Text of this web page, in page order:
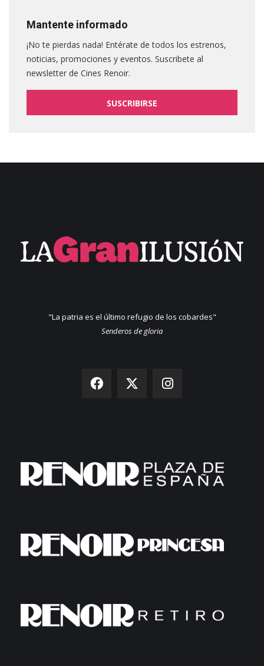
Mantente informado
¡No te pierdas nada! Entérate de todos los estrenos,
noticias, promociones y eventos. Suscribete al
newsletter de Cines Renoir.
SUSCRIBIRSE
"La patria es el último refugio de los cobardes"
Senderos de gloria